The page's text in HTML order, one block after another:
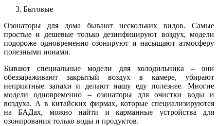
Бытовые
Озонаторы для дома бывают нескольких видов. Самые
простые и дешевые только дезинфицируют воздух, модели
подороже одновременно озонируют и насыщают атмосферу
полезными ионами.
Бывают специальные модели для холодильника – они
обеззараживают закрытый воздух в камере, убирают
неприятные запахи и делают нашу еду полезнее. Многие
модели одновременно – озонаторы для очистки воды и
воздуха. А в китайских фирмах, которые специализируются
на БАДах, можно найти и карманные устройства для
озонирования только воды и продуктов.